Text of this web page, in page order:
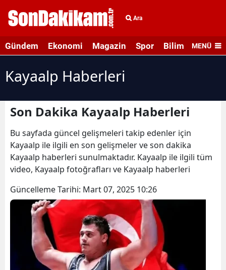
Ara
Gündem Ekonomi Magazin Spor Bilim veMENÜ
Kayaalp Haberleri
Son Dakika Kayaalp Haberleri
Bu sayfada güncel gelişmeleri takip edenler için
Kayaalp ile ilgili en son gelişmeler ve son dakika
Kayaalp haberleri sunulmaktadır. Kayaalp ile ilgili tüm
video, Kayaalp fotoğrafları ve Kayaalp haberleri
Güncelleme Tarihi: Mart 07, 2025 10:26